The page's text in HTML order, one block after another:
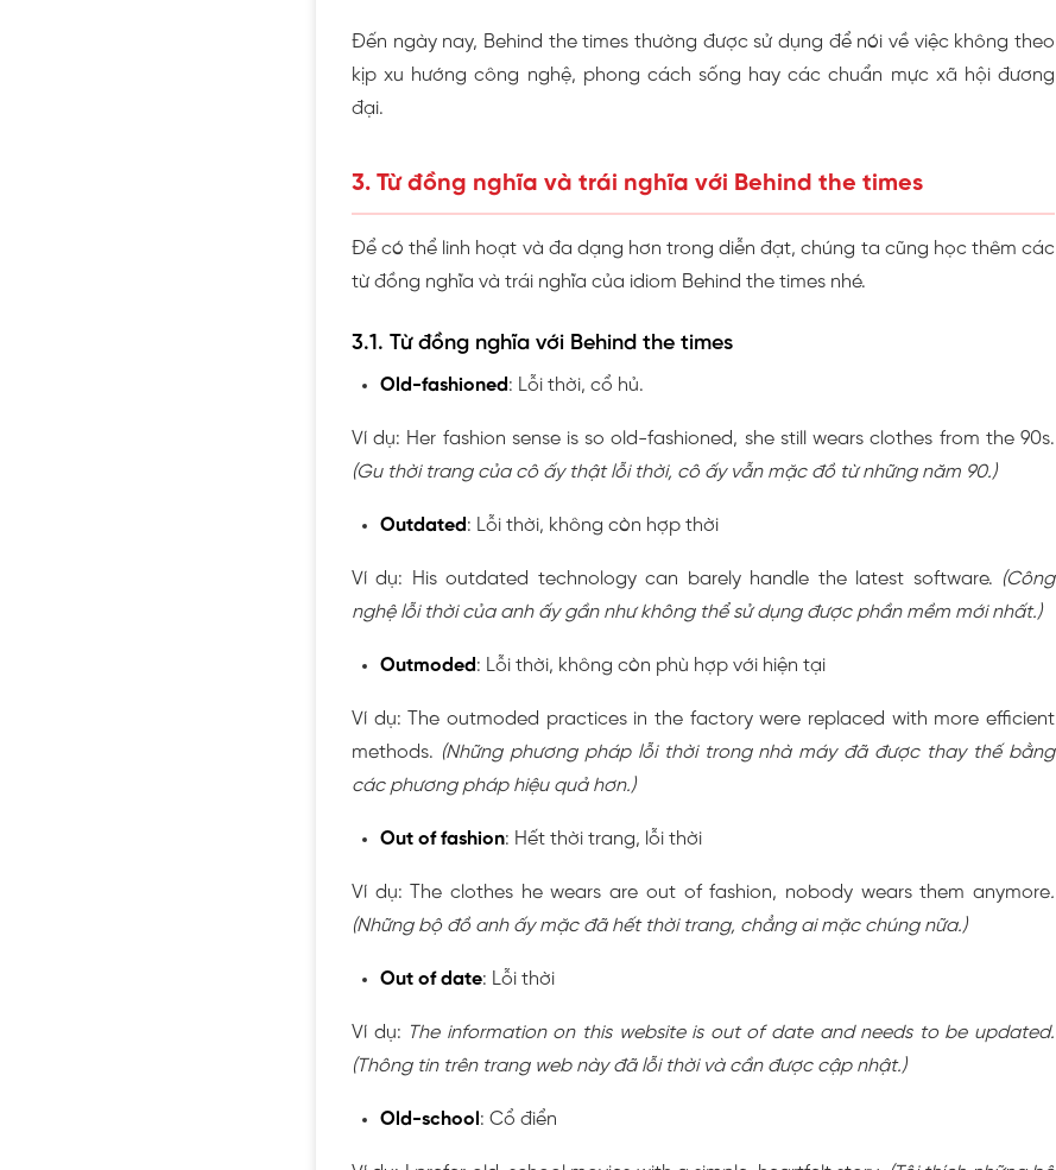
Đến ngày nay, Behind the times thường được sử dụng để nói về việc không theo
kịp xu hướng công nghệ, phong cách sống hay các chuẩn mực xã hội đương
đại.
3. Từ đồng nghĩa và trái nghĩa với Behind the times
Để có thể linh hoạt và đa dạng hơn trong diễn đạt, chúng ta cũng học thêm các
từ đồng nghĩa và trái nghĩa của idiom Behind the times nhé.
3.1. Từ đồng nghĩa với Behind the times
Old-fashioned: Lỗi thời, cổ hủ.
Ví dụ: Her fashion sense is so old-fashioned, she still wears clothes from the 90s.
(Gu thời trang của cô ấy thật lỗi thời, cô ấy vẫn mặc đồ từ những năm 90.)
Outdated: Lỗi thời, không còn hợp thời
Ví dụ: His outdated technology can barely handle the latest software. (Công
nghệ lỗi thời của anh ấy gần như không thể sử dụng được phần mềm mới nhất.)
Outmoded: Lỗi thời, không còn phù hợp với hiện tại
Ví dụ: The outmoded practices in the factory were replaced with more efficient
methods. (Những phương pháp lỗi thời trong nhà máy đã được thay thế bằng
các phương pháp hiệu quả hơn.)
Out of fashion: Hết thời trang, lỗi thời
Ví dụ: The clothes he wears are out of fashion, nobody wears them anymore.
(Những bộ đồ anh ấy mặc đã hết thời trang, chẳng ai mặc chúng nữa.)
Out of date: Lỗi thời
Ví dụ: The information on this website is out of date and needs to be updated.
(Thông tin trên trang web này đã lỗi thời và cần được cập nhật.)
Old-school : Cổ điển